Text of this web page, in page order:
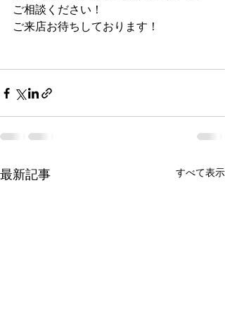
ご相談ください！
ご来店お待ちしております！
最新記事 すべて表示